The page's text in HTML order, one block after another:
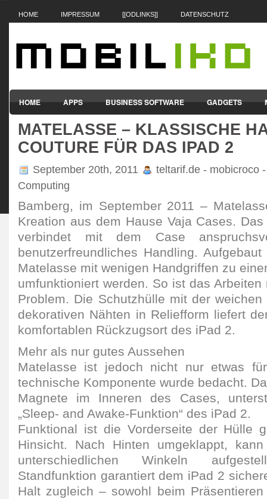
HOME IMPRESSUM [[ODLINKS]] DATENSCHUTZ
HOME APPS BUSINESS SOFTWARE GADGETS
SMARTPHONES & HANDYS TABLET-PCS VERTRÄGE &
MATELASSE – KLASSISCHE
COUTURE FÜR DAS IPAD 2
September 20th, 2011
teltarif.de - mobicroco
Computing
Bamberg, im September 2011 –
Kreation aus dem Hause Vaja Cases.
verbindet mit dem Case
benutzerfreundliches Handling.
Matelasse mit wenigen Handgriffen zu
umfunktioniert werden. So ist das
Problem. Die Schutzhülle mit der
dekorativen Nähten in Reliefform liefert
komfortablen Rückzugsort des iPad 2.
Mehr als nur gutes Aussehen
Matelasse ist jedoch nicht nur etwas
technische Komponente wurde bedacht.
Magnete im Inneren des Cases,
„Sleep- and Awake-Funktion“ des iPad 2.
Funktional ist die Vorderseite der Hülle
Hinsicht. Nach Hinten umgeklappt,
unterschiedlichen Winkeln
Standfunktion garantiert dem iPad 2
Halt zugleich – sowohl beim